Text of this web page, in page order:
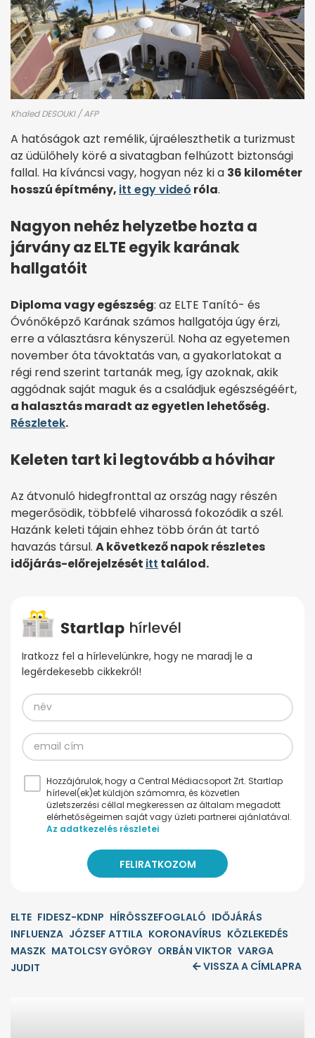
Khaled DESOUKI / AFP
A hatóságok azt remélik, újraéleszthetik a turizmust
az üdülőhely köré a sivatagban felhúzott biztonsági
fallal. Ha kíváncsi vagy, hogyan néz ki a 36 kilométer
hosszú építmény, itt egy videó róla.
Nagyon nehéz helyzetbe hozta a
járvány az ELTE egyik karának
hallgatóit
Diploma vagy egészség: az ELTE Tanító- és
Óvónőképző Karának számos hallgatója úgy érzi,
erre a választásra kényszerül. Noha az egyetemen
november óta távoktatás van, a gyakorlatokat a
régi rend szerint tartanák meg, így azoknak, akik
aggódnak saját maguk és a családjuk egészségéért,
a halasztás maradt az egyetlen lehetőség.
Részletek.
Keleten tart ki legtovább a hóvihar
Az átvonuló hidegfronttal az ország nagy részén
megerősödik, többfelé viharossá fokozódik a szél.
Hazánk keleti tájain ehhez több órán át tartó
havazás társul. A következő napok részletes
időjárás-előrejelzését itt találod.
Iratkozz fel a hírlevelünkre, hogy ne maradj le a
legérdekesebb cikkekről!
Hozzájárulok, hogy a Central Médiacsoport Zrt. Startlap
hírlevel(ek)et küldjön számomra, és közvetlen
üzletszerzési céllal megkeressen az általam megadott
elérhetőségeimen saját vagy üzleti partnerei ajánlatával.
Az adatkezelés részletei
ELTE FIDESZ-KDNP HÍRÖSSZEFOGLALÓ IDŐJÁRÁS
INFLUENZA JÓZSEF ATTILA KORONAVÍRUS KÖZLEKEDÉS
MASZK MATOLCSY GYÖRGY ORBÁN VIKTOR VARGA
JUDIT
VISSZA A CÍMLAPRA